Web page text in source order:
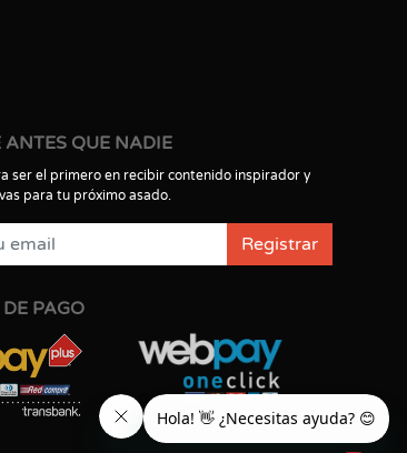
ANTES QUE NADIE
ser el primero en recibir contenido inspirador y
para tu próximo asado.
Registrar
PAGO